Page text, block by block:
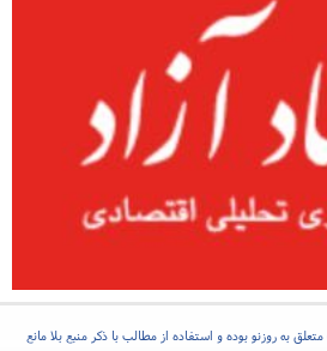
به روزنو بوده و استفاده از مطالب با ذکر منبع بلا مانع